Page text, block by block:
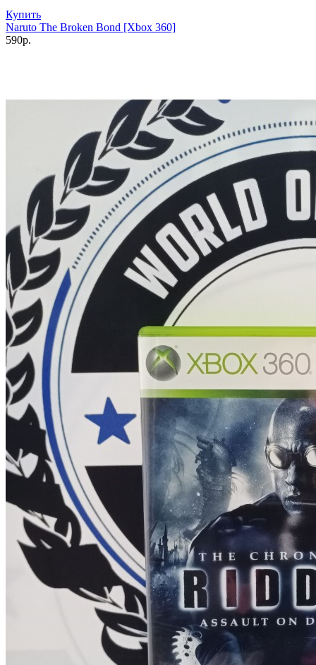
Купить
Naruto The Broken Bond [Xbox 360]
590р.